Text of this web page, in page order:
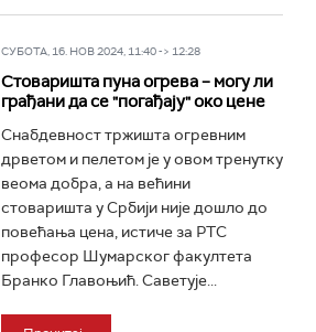
СУБОТА, 16. НОВ 2024, 11:40 -> 12:28
Стоваришта пуна огрева – могу ли
грађани да се "погађају" око цене
Снабдевност тржишта огревним
дрветом и пелетом је у овом тренутку
веома добра, а на већини
стоваришта у Србији није дошло до
повећања цена, истиче за РТС
професор Шумарског факултета
Бранко Главоњић. Саветује...